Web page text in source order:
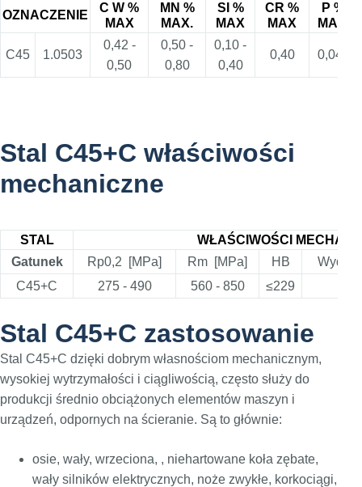
OZNACZENIE
C W %
MAX
MN %
MAX.
SI %
MAX
CR %
MAX
P %
MAX.
C45 1.0503
0,42 -
0,50
0,50 -
0,80
0,10 -
0,40
0,40 0,045
Stal C45+C właściwości
mechaniczne
STAL
WŁAŚCIWOŚCI
Gatunek
Rp0,2 [MPa] Rm [MPa] HB
C45+C
275 - 490 560 - 850 ≤229
Stal C45+C zastosowanie
Stal C45+C dzięki dobrym własnościom mechanicznym,
wysokiej wytrzymałości i ciągliwością, często służy do
produkcji średnio obciążonych elementów maszyn i
urządzeń, odpornych na ścieranie. Są to głównie:
osie, wały, wrzeciona, , niehartowane koła zębate,
wały silników elektrycznych, noże zwykłe, korkociągi,